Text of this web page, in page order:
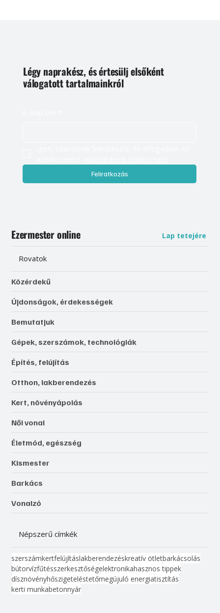
Légy naprakész, és értesülj elsőként
válogatott tartalmainkról
Feliratkozás
Ezermester online Lap tetejére
Rovatok
Közérdekű
Újdonságok, érdekességek
Bemutatjuk
Gépek, szerszámok, technológiák
Építés, felújítás
Otthon, lakberendezés
Kert, növényápolás
Női vonal
Életmód, egészség
Kismester
Barkács
Vonalzó
Népszerű címkék
szerszámkertfelújításlakberendezéskreatív ötletbarkácsolás
bútorvízfűtésszerkesztőségelektronikahasznos tippek
dísznövényhőszigeteléstetőmegújuló energiatisztítás
kerti munkabetonnyár